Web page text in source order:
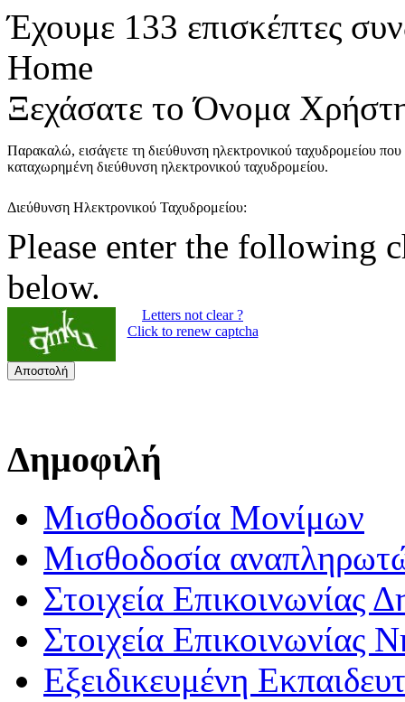
Έχουμε 133 επισκέπτες
Home
Ξεχάσατε το Όνομα
Παρακαλώ, εισάγετε τη διεύθυνση ηλεκτρονικού ταχυδρομείου
καταχωρημένη διεύθυνση ηλεκτρονικού ταχυδρομείου.
Διεύθυνση Ηλεκτρονικού Ταχυδρομείου:
Please enter the following
below.
Letters not clear ?
Click to renew captcha
Αποστολή
Δημοφιλή
Μισθοδοσία Μονίμων
Μισθοδοσία
Στοιχεία Επικοινωνίας
Στοιχεία Επικοινωνίας
Εξειδικευμένη